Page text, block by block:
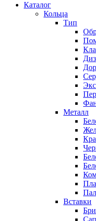
Каталог
Кольца
Тип
Металл
Вставки